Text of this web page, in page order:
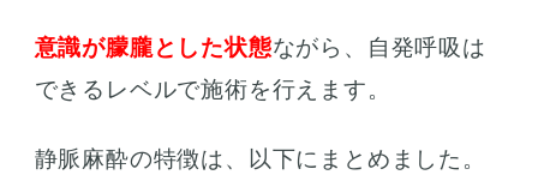
意識が朦朧とした状態ながら、自発呼吸は
できるレベルで施術を行えます。
静脈麻酔の特徴は、以下にまとめました。